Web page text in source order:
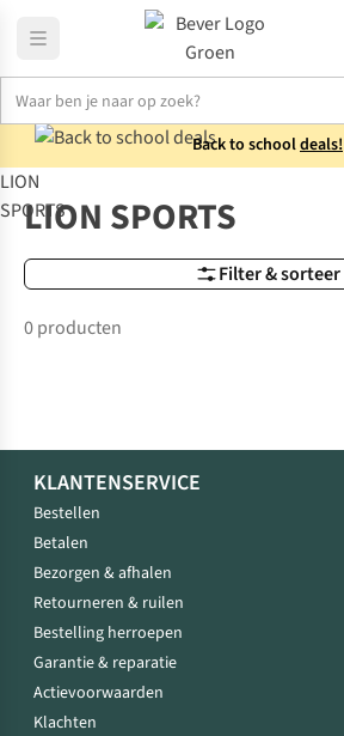
Back to schooldeals!
Merken
LION
SPORTS
Filter & sorteer
LION SPORTS
0 producten
KLANTENSERVICE
Bestellen
Betalen
Bezorgen & afhalen
Retourneren & ruilen
Bestelling herroepen
Garantie & reparatie
Actievoorwaarden
Klachten